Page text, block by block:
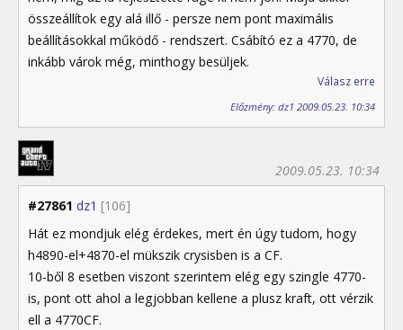
összeállítok egy alá illő - persze nem pont maximális
beállításokkal működő - rendszert. Csábító ez a 4770, de
inkább várok még, minthogy besüljek.
Válasz erre
Előzmény: dz1 2009.05.23. 10:34
#27861 dz1 [106]
2009.05.23. 10:34
Hát ez mondjuk elég érdekes, mert én úgy tudom, hogy
h4890-el+4870-el mükszik crysisben is a CF.
10-ből 8 esetben viszont szerintem elég egy szingle 4770-
is, pont ott ahol a legjobban kellene a plusz kraft, ott vérzik
ell a 4770CF.